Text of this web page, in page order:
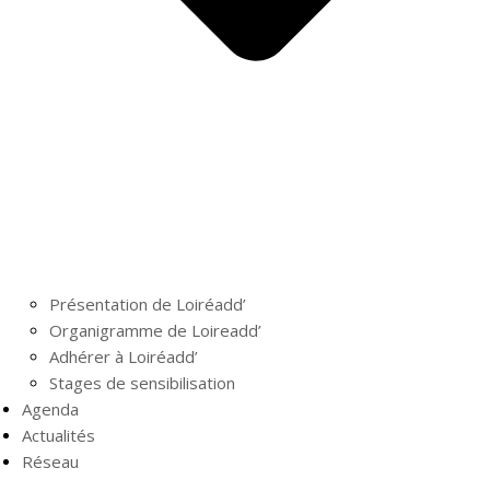
Présentation de Loiréadd’
Organigramme de Loireadd’
Adhérer à Loiréadd’
Stages de sensibilisation
Agenda
Actualités
Réseau